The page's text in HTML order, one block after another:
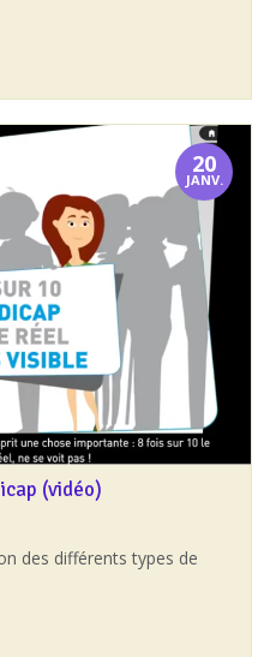
20
JANV.
(vidéo)
des différents types de